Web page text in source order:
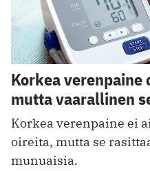
Korkea verenpaine
mutta vaarallinen
Korkea verenpaine ei
oireita, mutta se
munuaisia.